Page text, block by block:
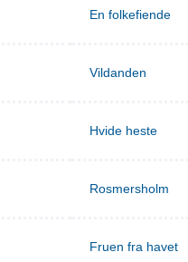
En folkefiende
Vildanden
Hvide heste
Rosmersholm
Fruen fra havet